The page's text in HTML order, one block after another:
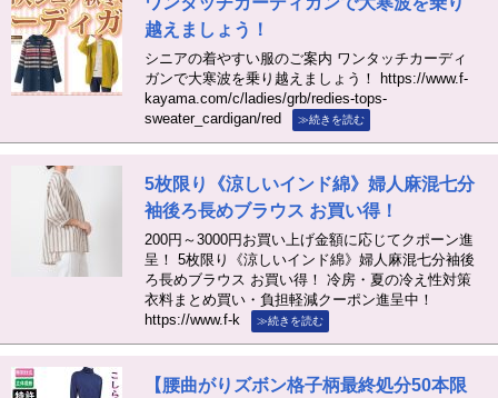
越えましょう！
シニアの着やすい服のご案内 ワンタッチカーディ
ガンで大寒波を乗り越えましょう！ https://www.f-
kayama.com/c/ladies/grb/redies-tops-
sweater_cardigan/red
≫続きを読む
5枚限り《涼しいインド綿》婦人麻混七分
袖後ろ長めブラウス お買い得！
200円～3000円お買い上げ金額に応じてクポーン進
呈！ 5枚限り《涼しいインド綿》婦人麻混七分袖後
ろ長めブラウス お買い得！ 冷房・夏の冷え性対策
衣料まとめ買い・負担軽減クーポン進呈中！
https://www.f-k
≫続きを読む
【腰曲がりズボン格子柄最終処分50本限